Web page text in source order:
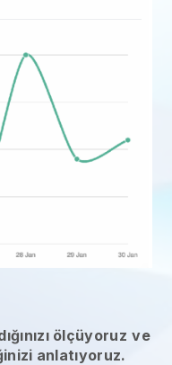
ölçüyoruz ve
anlatıyoruz.